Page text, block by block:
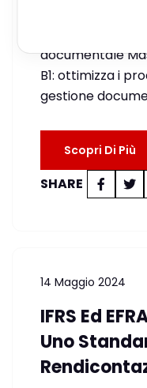
Massimizza
documentale
B1: ottimizza i
gestione
Scopri Di Più
SHARE
14 Maggio 2024
IFRS Ed
Uno